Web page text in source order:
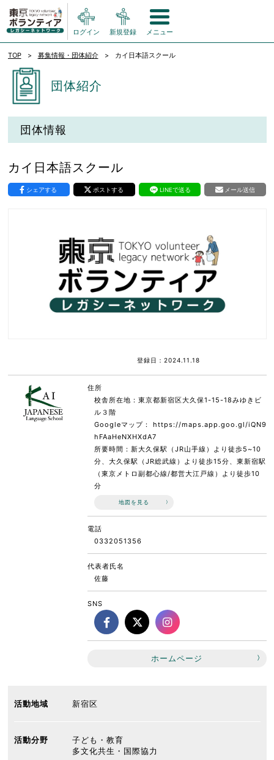
ログイン 新規登録 メニュー
TOP 募集情報・団体紹介 カイ日本語スクール
団体紹介
団体情報
カイ日本語スクール
シェアする ポストする LINEで送る メール送信
登録日：2024.11.18
住所
校舎所在地：東京都新宿区大久保1-15-18みゆきビ
ル３階
Googleマップ： https://maps.app.goo.gl/iQN9
hFAaHeNXHXdA7
所要時間：新大久保駅（JR山手線）より徒歩5~10
分、大久保駅（JR総武線）より徒歩15分、東新宿駅
（東京メトロ副都心線/都営大江戸線）より徒歩10
分
地図を見る
電話
0332051356
代表者氏名
佐藤
SNS
ホームページ
活動地域 新宿区
活動分野
子ども・教育
多文化共生・国際協力